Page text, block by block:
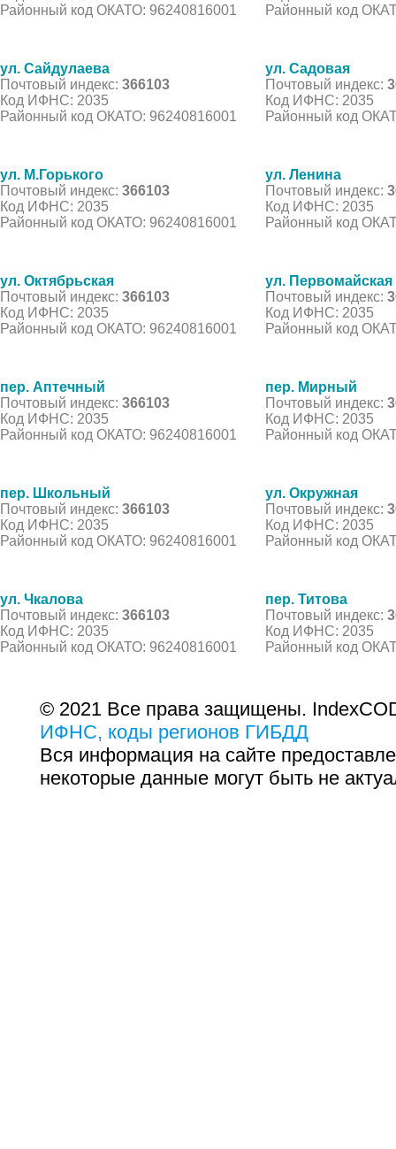
Районный код ОКАТО: 96240816001
Районный код
ул. Сайдулаева
Почтовый индекс: 366103
Код ИФНС: 2035
Районный код ОКАТО: 96240816001
ул. Садовая
Почтовый индекс:
Код ИФНС: 2035
Районный код
ул. М.Горького
Почтовый индекс: 366103
Код ИФНС: 2035
Районный код ОКАТО: 96240816001
ул. Ленина
Почтовый индекс:
Код ИФНС: 2035
Районный код
ул. Октябрьская
Почтовый индекс: 366103
Код ИФНС: 2035
Районный код ОКАТО: 96240816001
ул. Первомайская
Почтовый индекс:
Код ИФНС: 2035
Районный код
пер. Аптечный
Почтовый индекс: 366103
Код ИФНС: 2035
Районный код ОКАТО: 96240816001
пер. Мирный
Почтовый индекс:
Код ИФНС: 2035
Районный код
пер. Школьный
Почтовый индекс: 366103
Код ИФНС: 2035
Районный код ОКАТО: 96240816001
ул. Окружная
Почтовый индекс:
Код ИФНС: 2035
Районный код
ул. Чкалова
Почтовый индекс: 366103
Код ИФНС: 2035
Районный код ОКАТО: 96240816001
пер. Титова
Почтовый индекс:
Код ИФНС: 2035
Районный код
© 2021 Все права защищены.
ИФНС, коды регионов ГИБДД
Вся информация на сайте
некоторые данные могут быть не